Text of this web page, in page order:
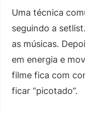
Uma técnica
seguindo a
as músicas.
em energia e
filme fica com
ficar “picotado”.